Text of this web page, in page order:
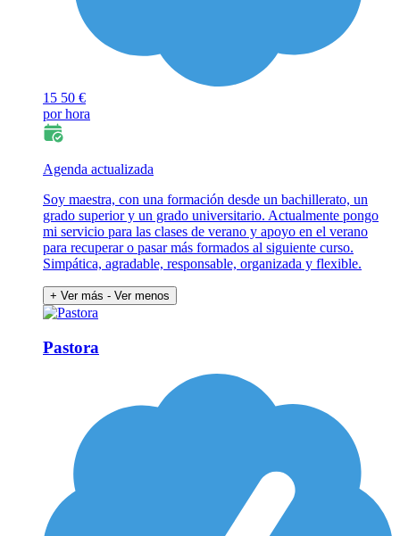
15 50 €
por hora
Agenda actualizada
Soy maestra, con una formación desde un bachillerato, un
grado superior y un grado universitario. Actualmente pongo
mi servicio para las clases de verano y apoyo en el verano
para recuperar o pasar más formados al siguiente curso.
Simpática, agradable, responsable, organizada y flexible.
+ Ver más - Ver menos
Pastora